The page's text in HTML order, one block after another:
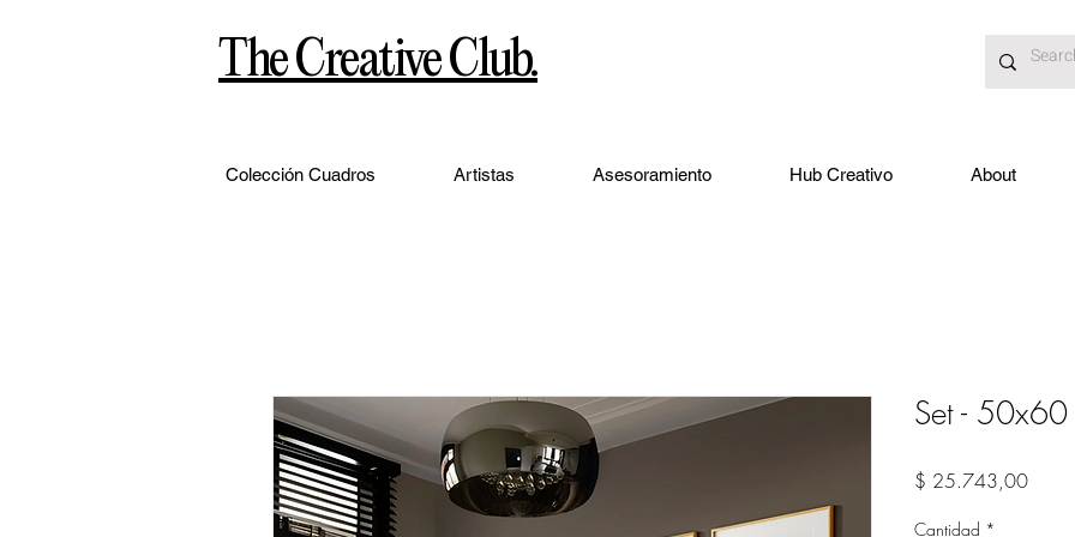
The Creative Club.
Colección Cuadros Artistas Asesoramiento Hub Creativo About
Set -
$ 25.743,00Precio
Cantidad *